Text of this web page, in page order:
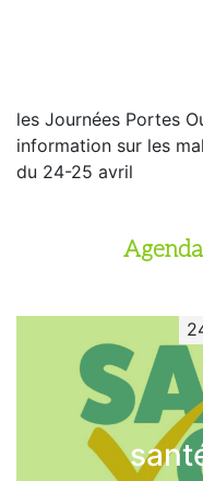
les Journées Portes
information sur les
du 24-25 avril